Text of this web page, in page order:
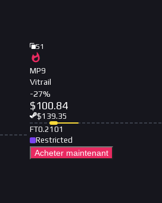
51
MP9
Vitrail
-27%
$100.84
$139.35
FT0.2101
Restricted
Acheter maintenant